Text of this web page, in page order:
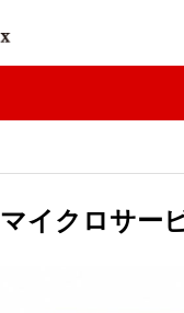
マイクロサー